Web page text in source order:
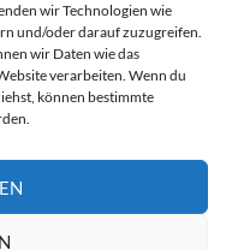
wir Technologien wie
und/oder darauf zuzugreifen.
wir Daten wie das
verarbeiten. Wenn du
können bestimmte